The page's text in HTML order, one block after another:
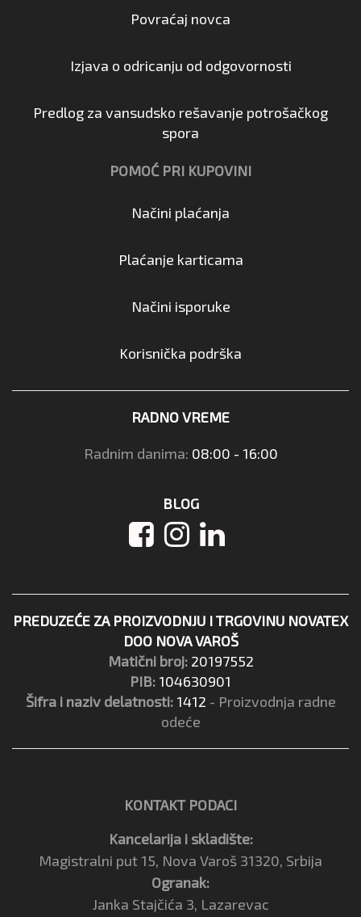
Povraćaj novca
Izjava o odricanju od odgovornosti
Predlog za vansudsko rešavanje potrošačkog
spora
POMOĆ PRI KUPOVINI
Načini plaćanja
Plaćanje karticama
Načini isporuke
Korisnička podrška
RADNO VREME
Radnim danima: 08:00 - 16:00
BLOG
PREDUZEĆE ZA PROIZVODNJU I TRGOVINU NOVATEX
DOO NOVA VAROŠ
Matični broj: 20197552
PIB: 104630901
Šifra i naziv delatnosti: 1412 - Proizvodnja radne
odeće
KONTAKT PODACI
Kancelarija i skladište:
Magistralni put 15, Nova Varoš 31320, Srbija
Ogranak:
Janka Stajčića 3, Lazarevac